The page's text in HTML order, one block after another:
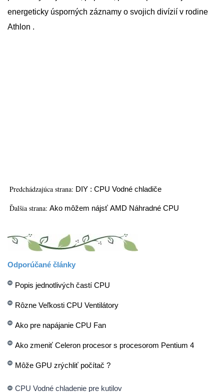
energeticky úsporných záznamy o svojich divízií v rodine
Athlon .
Predchádzajúca strana: DIY : CPU Vodné chladiče
Ďalšia strana: Ako môžem nájsť AMD Náhradné CPU
Odporúčané články
Popis jednotlivých častí CPU
Rôzne Veľkosti CPU Ventilátory
Ako pre napájanie CPU Fan
Ako zmeniť Celeron procesor s procesorom Pentium 4
Môže GPU zrýchliť počítač ?
CPU Vodné chladenie pre kutilov